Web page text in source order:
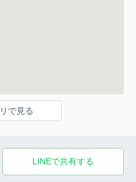
で見る
LINEで共有する